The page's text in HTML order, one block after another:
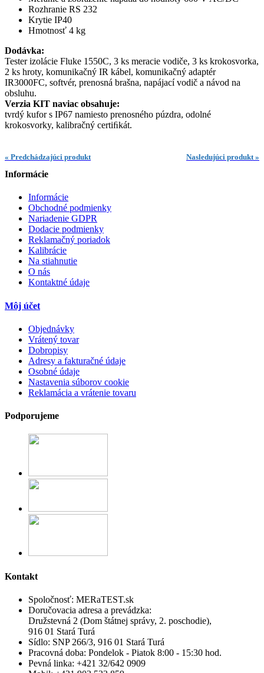
Rozhranie RS 232
Krytie IP40
Hmotnosť 4 kg
Dodávka:
Tester izolácie Fluke 1550C, 3 ks meracie vodiče, 3 ks krokosvorka,
2 ks hroty, komunikačný IR kábel, komunikačný adaptér
IR3000FC, softvér, prenosná brašna, napájací vodič a návod na
obsluhu.
Verzia KIT naviac obsahuje:
tvrdý kufor s IP67 namiesto prenosného púzdra, odolné
krokosvorky, kalibračný certiﬁkát.
« Predchádzajúci produkt Nasledujúci produkt »
Informácie
Informácie
Obchodné podmienky
Nariadenie GDPR
Dodacie podmienky
Reklamačný poriadok
Kalibrácie
Na stiahnutie
O nás
Kontaktné údaje
Môj účet
Objednávky
Vrátený tovar
Dobropisy
Adresy a fakturačné údaje
Osobné údaje
Nastavenia súborov cookie
Reklamácia a vrátenie tovaru
Podporujeme
Kontakt
Spoločnosť: MERaTEST.sk
Doručovacia adresa a prevádzka:
Družstevná 2 (Dom štátnej správy, 2. poschodie),
916 01 Stará Turá
Sídlo: SNP 266/3, 916 01 Stará Turá
Pracovná doba: Pondelok - Piatok 8:00 - 15:30 hod.
Pevná linka: +421 32/642 0909